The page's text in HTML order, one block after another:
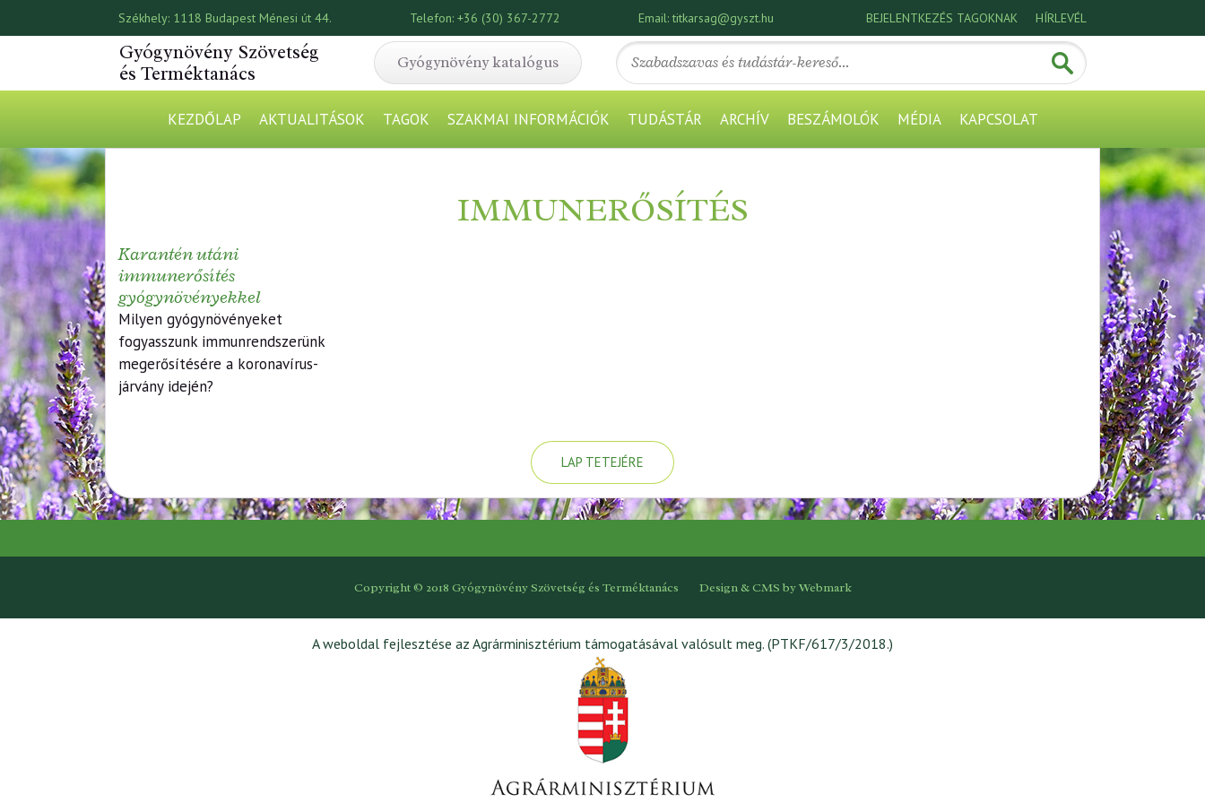
Székhely: 1118 Budapest Ménesi út 44. Telefon: +36 (30) 367-2772 Email:titkarsag@gyszt.hu BEJELENTKEZÉS TAGOKNAK HÍRLEVÉL
Gyógynövény Szövetség
és Terméktanács
Gyógynövény katalógus
KEZDŐLAP AKTUALITÁSOK TAGOK SZAKMAI INFORMÁCIÓK TUDÁSTÁR ARCHÍV BESZÁMOLÓK MÉDIA KAPCSOLAT
IMMUNERŐSÍTÉS
Karantén utáni
immunerősítés
gyógynövényekkel
Milyen gyógynövényeket
fogyasszunk immunrendszerünk
megerősítésére a koronavírus-
járvány idején?
LAP TETEJÉRE
Copyright © 2018 Gyógynövény Szövetség és Terméktanács Design & CMS byWebmark
A weboldal fejlesztése az Agrárminisztérium támogatásával valósult meg. (PTKF/617/3/2018.)